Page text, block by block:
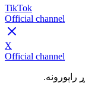
TikTok
Official channel
X
Official channel
راپورونه.